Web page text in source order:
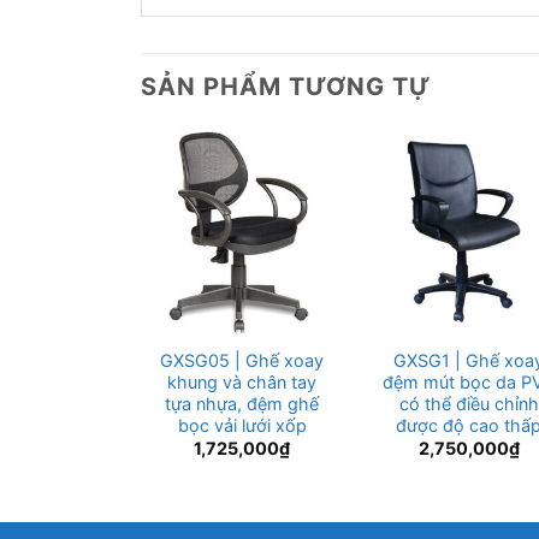
SẢN PHẨM TƯƠNG TỰ
GXSG05 | Ghế xoay
khung và chân tay
tựa nhựa, đệm ghế
bọc vải lưới xốp
1,725,000₫
GXSG1 | Ghế
đệm mút bọc da
có thể điều chỉnh
được độ cao thấp
2,750,000₫